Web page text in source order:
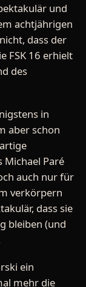
und
achtjährigen
dass der
FSK 16 erhielt
des
in
aber schon
Michael Paré
auch nur für
verkörpern
dass sie
bleiben (und
ein
mehr die